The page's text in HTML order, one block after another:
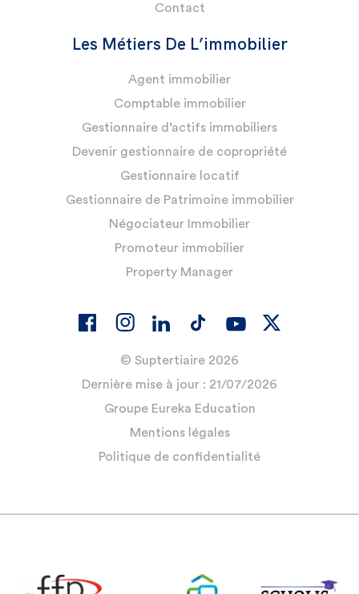
Contact
Les Métiers De L’immobilier
Agent immobilier
Comptable immobilier
Gestionnaire d’actifs immobiliers
Devenir gestionnaire de copropriété
Gestionnaire locatif
Gestionnaire de Patrimoine immobilier
Négociateur Immobilier
Promoteur immobilier
Property Manager
© Suptertiaire 2026
Dernière mise à jour : 21/07/2026
Groupe Eureka Education
Mentions légales
Politique de confidentialité